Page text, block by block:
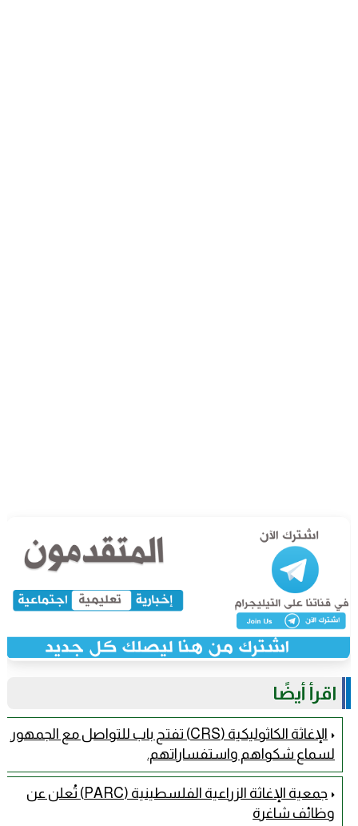
اقرأ أيضًا
الإغاثة الكاثوليكية (CRS) تفتح باب للتواصل مع الجمهور
لسماع شكواهم واستفساراتهم.
جمعية الإغاثة الزراعية الفلسطينية (PARC) تُعلن عن
وظائف شاغرة